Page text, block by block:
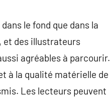
le fond que dans la
et des illustrateurs
agréables à parcourir.
à la qualité matérielle de
Les lecteurs peuvent